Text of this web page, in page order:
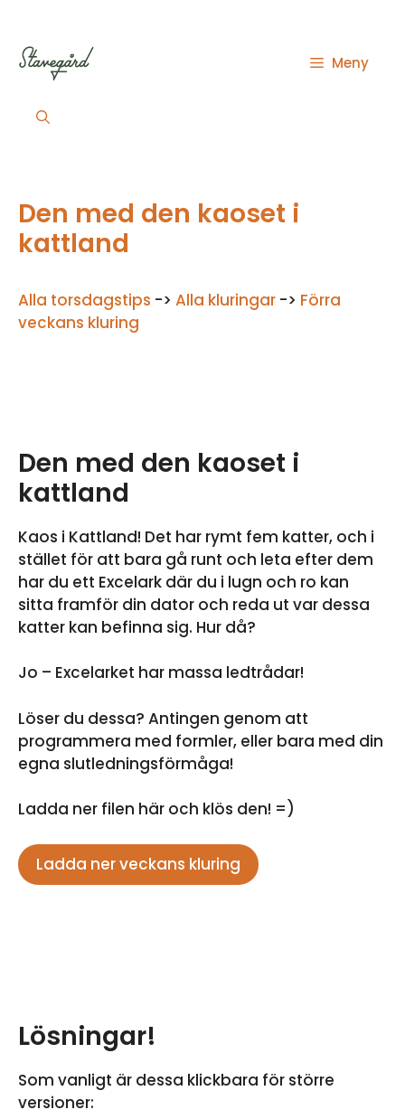
innehåll
Meny
Den med den kaoset i
kattland
Alla torsdagstips -> Alla kluringar -> Förra
veckans kluring
Den med den kaoset i
kattland
Kaos i Kattland! Det har rymt fem katter, och i
stället för att bara gå runt och leta efter dem
har du ett Excelark där du i lugn och ro kan
sitta framför din dator och reda ut var dessa
katter kan befinna sig. Hur då?
Jo – Excelarket har massa ledtrådar!
Löser du dessa? Antingen genom att
programmera med formler, eller bara med din
egna slutledningsförmåga!
Ladda ner filen här och klös den! =)
Ladda ner veckans kluring
Lösningar!
Som vanligt är dessa klickbara för större
versioner: